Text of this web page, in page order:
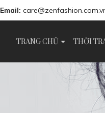
Email:
TRANG CHỦ THỜI